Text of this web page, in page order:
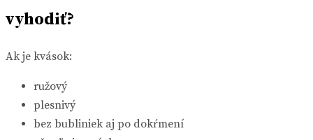
vyhodiť?
Ak je kvások:
ružový
plesnivý
bez bubliniek aj po dokŕmení